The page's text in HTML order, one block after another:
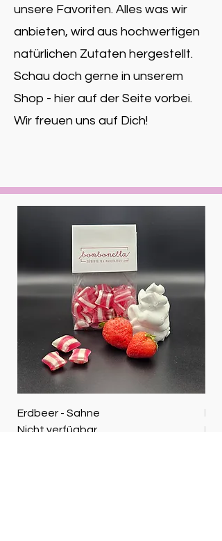
unsere Favoriten. Alles was wir
anbieten, wird aus hochwertigen
natürlichen Zutaten hergestellt.
Schau doch gerne in unserem
Shop - hier auf der Seite vorbei.
Wir freuen uns auf Dich!
Erdbeer - Sahne
Nicht verfügbar